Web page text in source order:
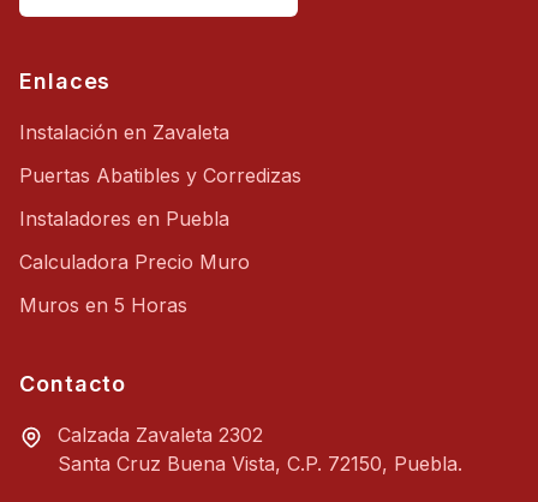
s
s
e
5
o
s
H
R
M
Enlaces
Instalación en Zavaleta
Puertas Abatibles y Corredizas
Instaladores en Puebla
Calculadora Precio Muro
Muros en 5 Horas
Contacto
Calzada Zavaleta 2302
Santa Cruz Buena Vista, C.P. 72150, Puebla.